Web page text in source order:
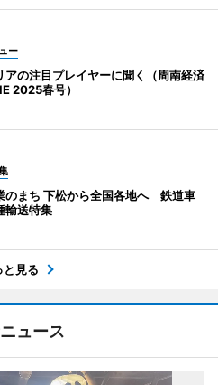
ー
アの注目プレイヤーに聞く（周南経済
2025春号）
のまち 下松から全国各地へ 鉄道車
輸送特集
と見る
ュース